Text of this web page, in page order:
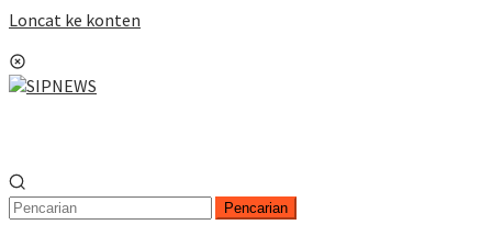
Loncat ke konten
Pencarian